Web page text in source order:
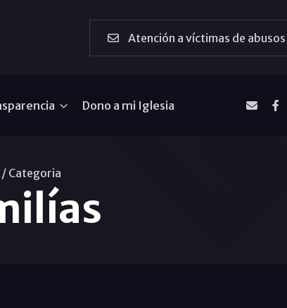
Atención a víctimas de abusos
Dono a mi Iglesia
/ Categoria